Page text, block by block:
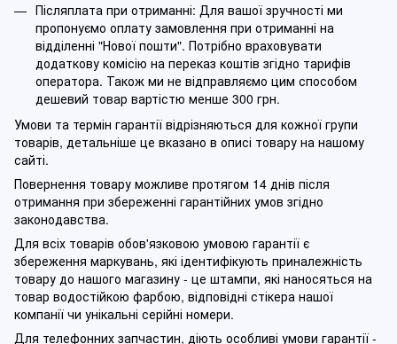
Післяплата при отриманні: Для вашої зручності ми
пропонуємо оплату замовлення при отриманні на
відділенні "Нової пошти". Потрібно враховувати
додаткову комісію на переказ коштів згідно тарифів
оператора. Також ми не відправляємо цим способом
дешевий товар вартістю менше 300 грн.
Умови та термін гарантії відрізняються для кожної групи
товарів, детальніше це вказано в описі товару на нашому
сайті.
Повернення товару можливе протягом 14 днів після
отримання при збереженні гарантійних умов згідно
законодавства.
Для всіх товарів обов'язковою умовою гарантії є
збереження маркувань, які ідентифікують приналежність
товару до нашого магазину - це штампи, які наносяться на
товар водостійкою фарбою, відповідні стікера нашої
компанії чи унікальні серійні номери.
Для телефонних запчастин, діють особливі умови гарантії -